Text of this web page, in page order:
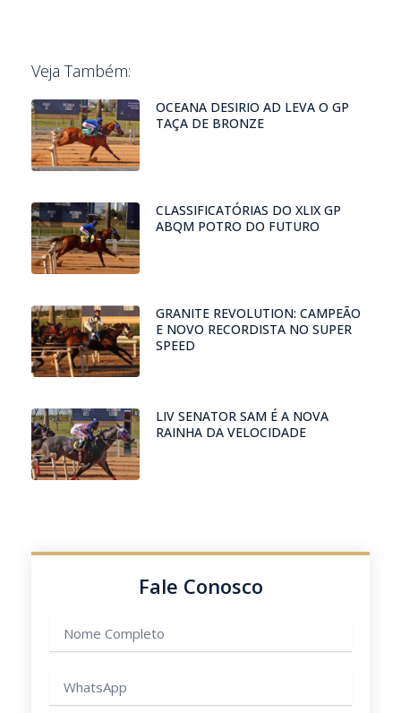
Veja Também:
OCEANA DESIRIO AD LEVA O GP
TAÇA DE BRONZE
CLASSIFICATÓRIAS DO XLIX GP
ABQM POTRO DO FUTURO
GRANITE REVOLUTION: CAMPEÃO
E NOVO RECORDISTA NO SUPER
SPEED
LIV SENATOR SAM É A NOVA
RAINHA DA VELOCIDADE
Fale Conosco
completo